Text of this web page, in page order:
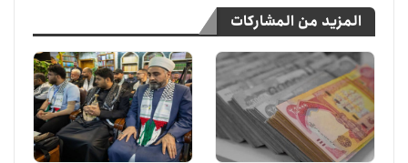
المزيد من المشاركات